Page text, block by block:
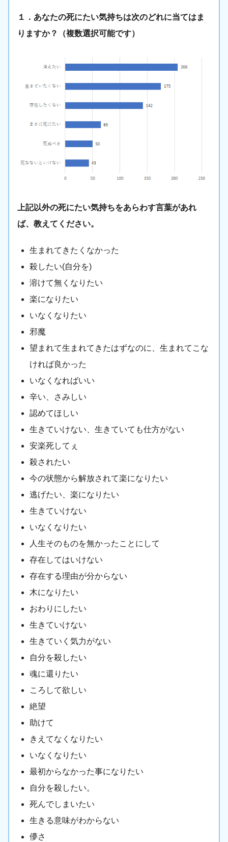
１．あなたの死にたい気持ちは次のどれに当てはま
りますか？（複数選択可能です）
上記以外の死にたい気持ちをあらわす言葉があれ
ば、教えてください。
生まれてきたくなかった
殺したい(自分を)
溶けて無くなりたい
楽になりたい
いなくなりたい
邪魔
望まれて生まれてきたはずなのに、生まれてこな
ければ良かった
いなくなればいい
辛い、さみしい
認めてほしい
生きていけない、生きていても仕方がない
安楽死してぇ
殺されたい
今の状態から解放されて楽になりたい
逃げたい、楽になりたい
生きていけない
いなくなりたい
人生そのものを無かったことにして
存在してはいけない
存在する理由が分からない
木になりたい
おわりにしたい
生きていけない
生きていく気力がない
自分を殺したい
魂に還りたい
ころして欲しい
絶望
助けて
きえてなくなりたい
いなくなりたい
最初からなかった事になりたい
自分を殺したい。
死んでしまいたい
生きる意味がわからない
儚さ